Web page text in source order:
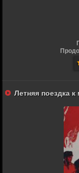
Летняя поездка